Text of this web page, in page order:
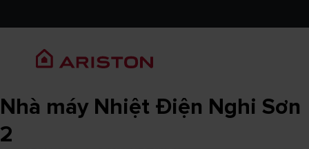
Nhà máy Nhiệt Điện Nghi Sơn
2